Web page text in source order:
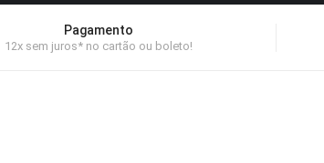
Pagamento
12x sem juros* no cartão ou boleto!